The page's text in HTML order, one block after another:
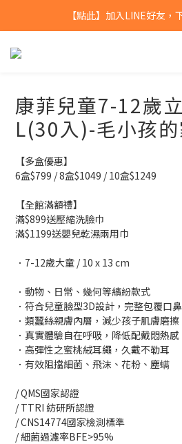
【點此】加入LINE好友，
【點此】加入LINE好友，
康菲兒童7-12歲
L(30入)-毛小孩的
【多盒優惠】
6盒$799 / 8盒$1049 / 10盒$1249
【全館滿額禮】
滿$899送壓縮洗臉巾
滿$1199送嬰兒乾濕兩用巾
．7-12歲大童 / 10 x 13 cm
．動物、日常、幾何等繽紛款式
．符合兒童臉型3D設計，完整包覆口鼻
．類蠶絲親膚內層，減少孩子肌膚磨擦
．真實體驗自在呼吸，降低配戴悶熱感
．高彈性之蜜桃絨耳繩，久戴不勒耳
．有效阻擋細菌、飛沫、花粉、塵螨
/ QMS國家認證
/ TTRI 紡研所認證
/ CNS14774國家檢測標準
/ 細菌過濾率BFE>95%